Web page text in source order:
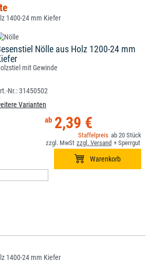
1400-24 mm Kiefer
Nölle aus Holz 1200-24 mm
mit Gewinde
31450502
Varianten
2,39 €
20
1400-24 mm Kiefer